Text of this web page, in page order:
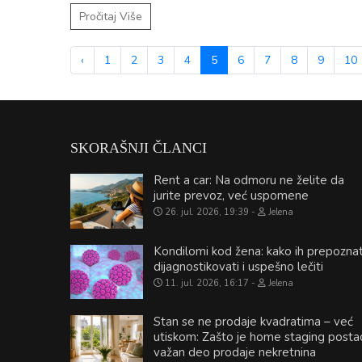
Pročitaj Više
‹ 1 2 3 4 5 6 7 8 9 10
SKORAŠNJI ČLANCI
Rent a car: Na odmoru ne želite da
jurite prevoz, već uspomene
26. jul. 2026, 19:39 Jelena
Kondilomi kod žena: kako ih
dijagnostikovati i uspešno lečiti
11. jul. 2026, 16:17 Jelena
Stan se ne prodaje kvadratima – već
utiskom: Zašto je home staging
važan deo prodaje nekretnina